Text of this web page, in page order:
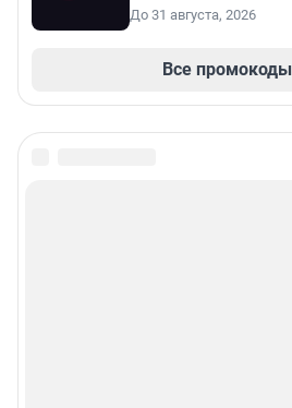
До 31 августа, 2026
Все промокоды